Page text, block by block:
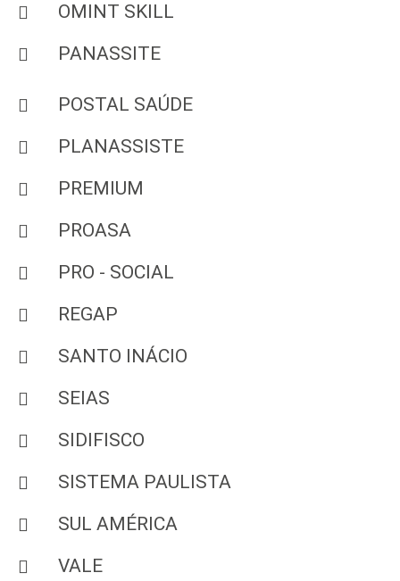
OMINT SKILL
PANASSITE
POSTAL SAÚDE
PLANASSISTE
PREMIUM
PROASA
PRO - SOCIAL
REGAP
SANTO INÁCIO
SEIAS
SIDIFISCO
SISTEMA PAULISTA
SUL AMÉRICA
VALE